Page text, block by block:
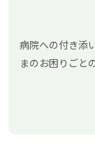
病院への付き添
まのお困りごと